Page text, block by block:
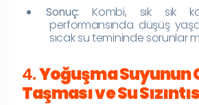
Sonuç: Kombi, sık sık
performansında düşüş
sıcak su temininde sorunlar
4.Yoğuşma Suyunun
Taşması ve Su